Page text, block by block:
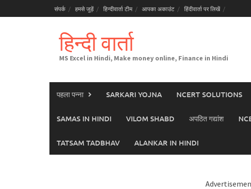
to
संपर्क हमसे जुड़ें हिन्दीवार्ता टीम आपका अकाउंट हिंदीवार्ता पर लिखें
हिन्दी वार्ता
MS Excel in Hindi, Make money online, Finance in Hindi
पहला पन्ना SARKARI YOJNA NCERT SOLUTIONS
SAMAS IN HINDI VILOM SHABD अपठित गद्यांश
TATSAM TADBHAV ALANKAR IN HINDI